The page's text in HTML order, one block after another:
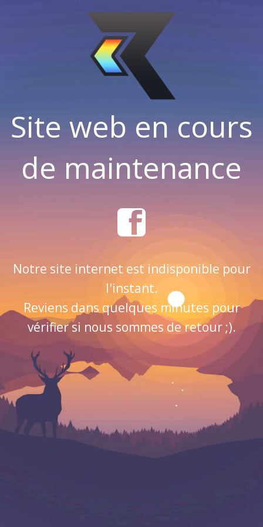
Site web en cours
de maintenance
Notre site internet est indisponible pour
l'instant.
Reviens dans quelques minutes pour
vérifier si nous sommes de retour ;).